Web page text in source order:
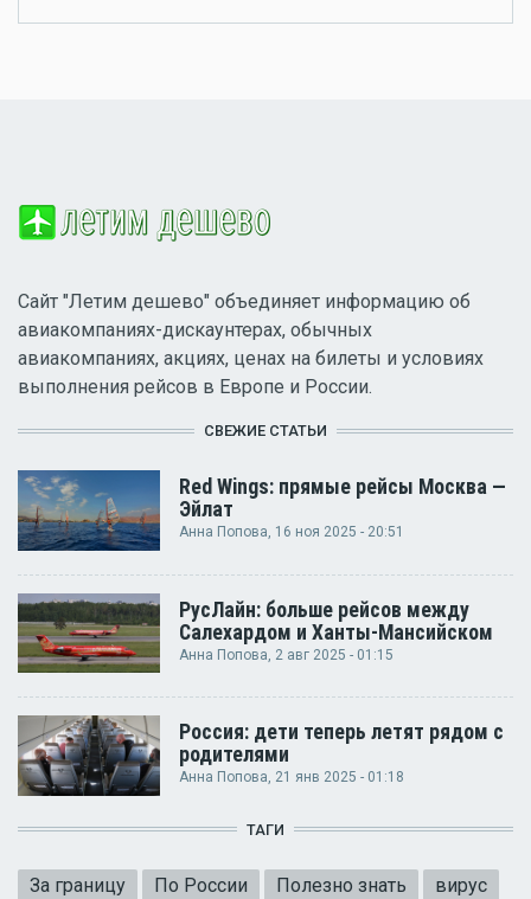
Сайт "Летим дешево" объединяет информацию об
авиакомпаниях-дискаунтерах, обычных
авиакомпаниях, акциях, ценах на билеты и условиях
выполнения рейсов в Европе и России.
СВЕЖИЕ СТАТЬИ
Red Wings: прямые рейсы Москва —
Эйлат
Анна Попова, 16 ноя 2025 - 20:51
РусЛайн: больше рейсов между
Салехардом и Ханты-Мансийском
Анна Попова , 2 авг 2025 - 01:15
Россия: дети теперь летят рядом с
родителями
Анна Попова, 21 янв 2025 - 01:18
ТАГИ
За границу По России Полезно знать
вирус